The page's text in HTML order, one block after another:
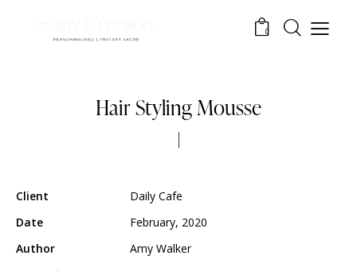
0
Hair Styling Mousse
Client
Daily Cafe
Date
February, 2020
Author
Amy Walker